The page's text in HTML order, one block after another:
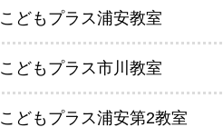
こどもプラス浦安教室
こどもプラス市川教室
こどもプラス浦安第2教室